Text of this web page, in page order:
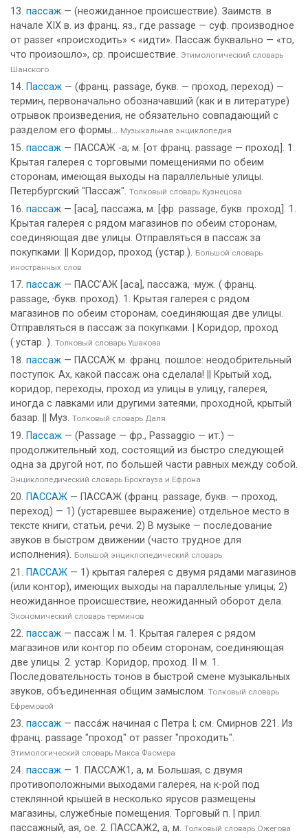
пассаж — (неожиданное происшествие). Заимств. в
начале XIX в. из франц. яз., где passage — суф. производное
от passer «происходить» < «идти». Пассаж буквально — «то,
что произошло», ср. происшествие. Этимологический словарь
Шанского
Пассаж — (франц. passage, букв. — проход, переход) —
термин, первоначально обозначавший (как и в литературе)
отрывок произведения, не обязательно совпадающий с
разделом его формы... Музыкальная энциклопедия
пассаж — ПАССАЖ -а; м. [от франц. passage — проход]. 1.
Крытая галерея с торговыми помещениями по обеим
сторонам, имеющая выходы на параллельные улицы.
Петербургский "Пассаж". Толковый словарь Кузнецова
пассаж — [аса], пассажа, м. [фр. passage, букв. проход]. 1.
Крытая галерея с рядом магазинов по обеим сторонам,
соединяющая две улицы. Отправляться в пассаж за
покупками. || Коридор, проход (устар.). Большой словарь
иностранных слов
пассаж — ПАСС’АЖ [аса], пассажа, ·муж. (·франц.
passage, ·букв. проход). 1. Крытая галерея с рядом
магазинов по обеим сторонам, соединяющая две улицы.
Отправляться в пассаж за покупками. | Коридор, проход
(·устар. ). Толковый словарь Ушакова
пассаж — ПАССАЖ м. франц. пошлое: неодобрительный
поступок. Ах, какой пассаж она сделала! || Крытый ход,
коридор, переходы, проход из улицы в улицу, галерея,
иногда с лавками или другими затеями, проходной, крытый
базар. || Муз. Толковый словарь Даля
Пассаж — (Passage — фр., Passaggio — ит.) —
продолжительный ход, состоящий из быстро следующей
одна за другой нот, по большей части равных между собой.
Энциклопедический словарь Брокгауза и Ефрона
ПАССАЖ — ПАССАЖ (франц. passage, букв. — проход,
переход) — 1) (устаревшее выражение) отдельное место в
тексте книги, статьи, речи. 2) В музыке — последование
звуков в быстром движении (часто трудное для
исполнения). Большой энциклопедический словарь
ПАССАЖ — 1) крытая галерея с двумя рядами магазинов
(или контор), имеющих выходы на параллельные улицы; 2)
неожиданное происшествие, неожиданный оборот дела.
Экономический словарь терминов
пассаж — пассаж I м. 1. Крытая галерея с рядом
магазинов или контор по обеим сторонам, соединяющая
две улицы. 2. устар. Коридор, проход. II м. 1.
Последовательность тонов в быстрой смене музыкальных
звуков, объединенная общим замыслом. Толковый словарь
Ефремовой
пассаж — пасса́ж начиная с Петра I; см. Смирнов 221. Из
франц. раssаgе "проход" от раssеr "проходить".
Этимологический словарь Макса Фасмера
пассаж — 1. ПАССАЖ1, а, м. Большая, с двумя
противоположными выходами галерея, на к-рой под
стеклянной крышей в несколько ярусов размещены
магазины, служебные помещения. Торговый п. | прил.
пассажный, ая, ое. 2. ПАССАЖ2, а, м. Толковый словарь Ожегова